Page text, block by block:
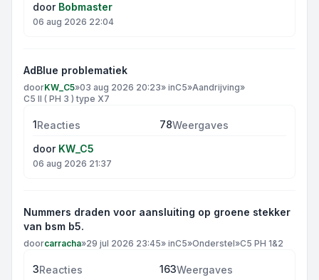
door Bobmaster
06 aug 2026 22:04
AdBlue problematiek
doorKW_C5»03 aug 2026 20:23» inC5»Aandrijving»
C5 II ( PH 3 ) type X7
1Reacties 78Weergaves
door KW_C5
06 aug 2026 21:37
Nummers draden voor aansluiting op groene stekker
van bsm b5.
doorcarracha»29 jul 2026 23:45» inC5»Onderstel»C5 PH 1&2
3Reacties 163Weergaves